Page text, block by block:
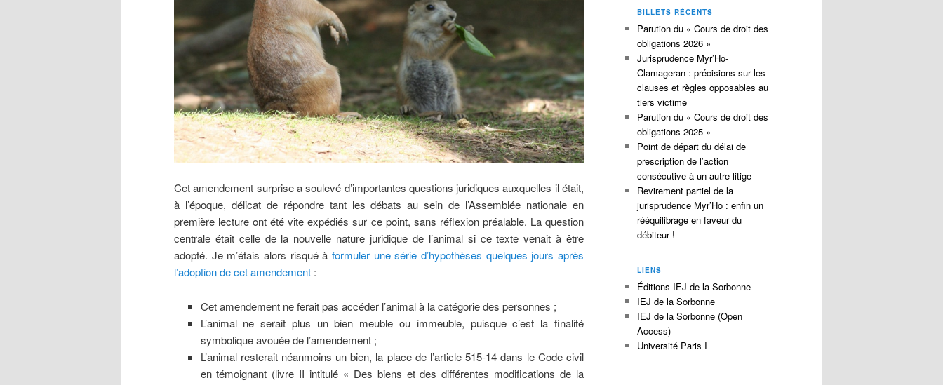
Cet amendement surprise a soulevé d’importantes questions juridiques auxquelles il était,
à l’époque, délicat de répondre tant les débats au sein de l’Assemblée nationale en
première lecture ont été vite expédiés sur ce point, sans réflexion préalable. La question
centrale était celle de la nouvelle nature juridique de l’animal si ce texte venait à être
adopté. Je m’étais alors risqué à formuler une série d’hypothèses quelques jours après
l’adoption de cet amendement :
Cet amendement ne ferait pas accéder l’animal à la catégorie des personnes ;
L’animal ne serait plus un bien meuble ou immeuble, puisque c’est la finalité
symbolique avouée de l’amendement ;
L’animal resterait néanmoins un bien, la place de l’article 515-14 dans le Code civil
en témoignant (livre II intitulé « Des biens et des différentes modifications de la
BILLETS RÉCENTS
Parution du « Cours de droit des
obligations 2026 »
Jurisprudence Myr’Ho-
Clamageran : précisions sur les
clauses et règles opposables au
tiers victime
Parution du « Cours de droit des
obligations 2025 »
Point de départ du délai de
prescription de l’action
consécutive à un autre litige
Revirement partiel de la
jurisprudence Myr’Ho : enfin un
rééquilibrage en faveur du
débiteur !
LIENS
Éditions IEJ de la Sorbonne
IEJ de la Sorbonne
IEJ de la Sorbonne (Open
Access)
Université Paris I